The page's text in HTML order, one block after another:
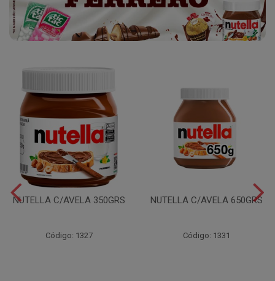
NUTELLA C/AVELA 350GRS
Código: 1327
NUTELLA C/AVELA 650GRS
Código: 1331